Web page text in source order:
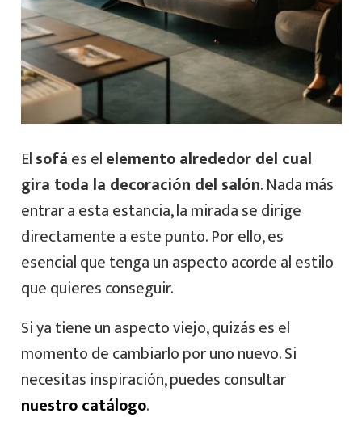
Elsofáes elelemento alrededor del cual
gira toda la decoración del salón. Nada más
entrar a esta estancia, la mirada se dirige
directamente a este punto. Por ello, es
esencial que tenga un aspecto acorde al estilo
que quieres conseguir.
Si ya tiene un aspecto viejo, quizás es el
momento de cambiarlo por uno nuevo. Si
necesitas inspiración, puedes consultar
nuestro catálogo.